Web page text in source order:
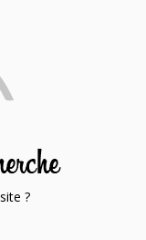
?